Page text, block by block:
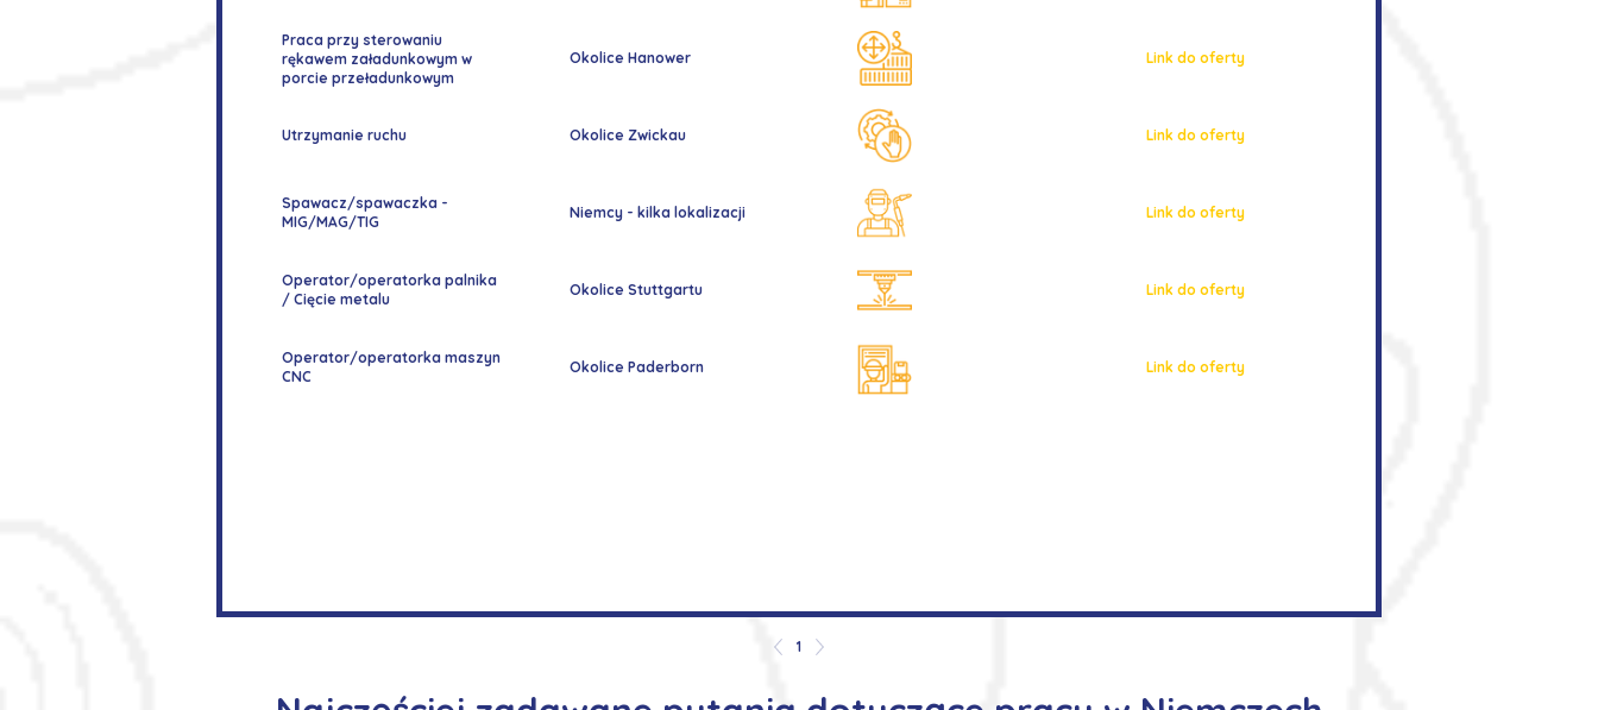
Praca przy sterowaniu
rękawem załadunkowym w
porcie przeładunkowym
Okolice Hanower Link do oferty
Utrzymanie ruchu Okolice Zwickau Link do oferty
Spawacz/spawaczka -
MIG/MAG/TIG
Niemcy - kilka lokalizacji Link do oferty
Operator/operatorka palnika
/ Cięcie metalu
Okolice Stuttgartu Link do oferty
Operator/operatorka maszyn
CNC
Okolice Paderborn Link do oferty
1